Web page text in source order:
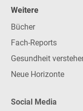
Weitere
Bücher
Fach-Reports
Gesundheit
Neue Horizonte
Social Media